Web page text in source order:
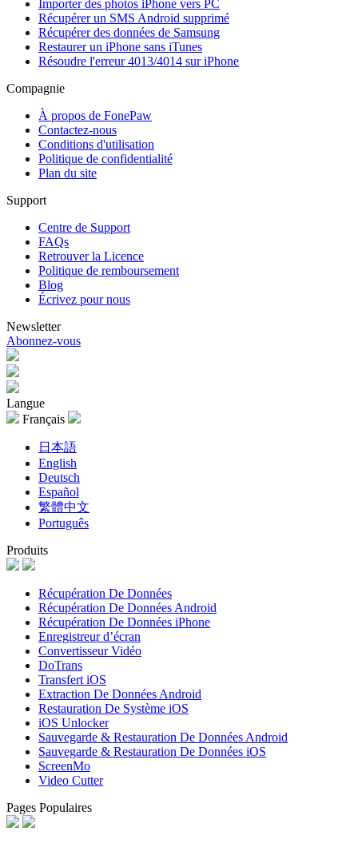
Importer des photos iPhone vers PC
Récupérer un SMS Android supprimé
Récupérer des données de Samsung
Restaurer un iPhone sans iTunes
Résoudre l'erreur 4013/4014 sur iPhone
Compagnie
À propos de FonePaw
Contactez-nous
Conditions d'utilisation
Politique de confidentialité
Plan du site
Support
Centre de Support
FAQs
Retrouver la Licence
Politique de remboursement
Blog
Écrivez pour nous
Newsletter
Abonnez-vous
Langue
Français
日本語
English
Deutsch
Español
繁體中文
Português
Produits
Récupération De Données
Récupération De Données Android
Récupération De Données iPhone
Enregistreur d’écran
Convertisseur Vidéo
DoTrans
Transfert iOS
Extraction De Données Android
Restauration De Système iOS
iOS Unlocker
Sauvegarde & Restauration De Données Android
Sauvegarde & Restauration De Données iOS
ScreenMo
Video Cutter
Pages Populaires